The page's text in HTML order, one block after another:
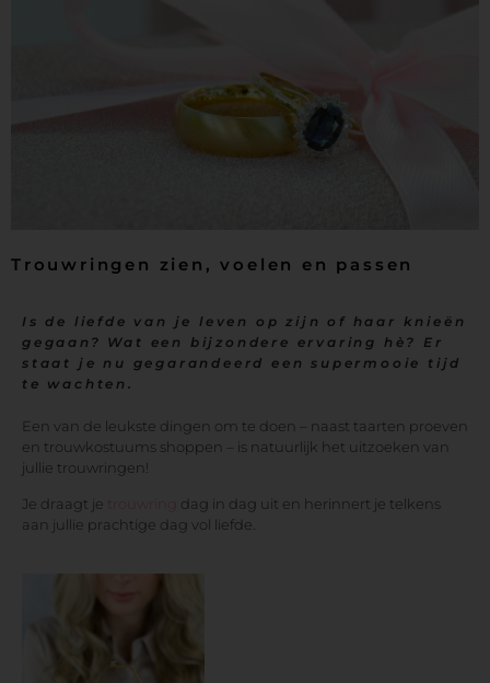
Trouwringen zien, voelen en passen
Is de liefde van je leven op zijn of haar knieën
gegaan? Wat een bijzondere ervaring hè? Er
staat je nu gegarandeerd een supermooie tijd
te wachten.
Een van de leukste dingen om te doen – naast taarten proeven
en trouwkostuums shoppen – is natuurlijk het uitzoeken van
jullie trouwringen!
Je draagt je trouwring
dag in dag uit en herinnert je telkens
aan jullie prachtige dag vol liefde.